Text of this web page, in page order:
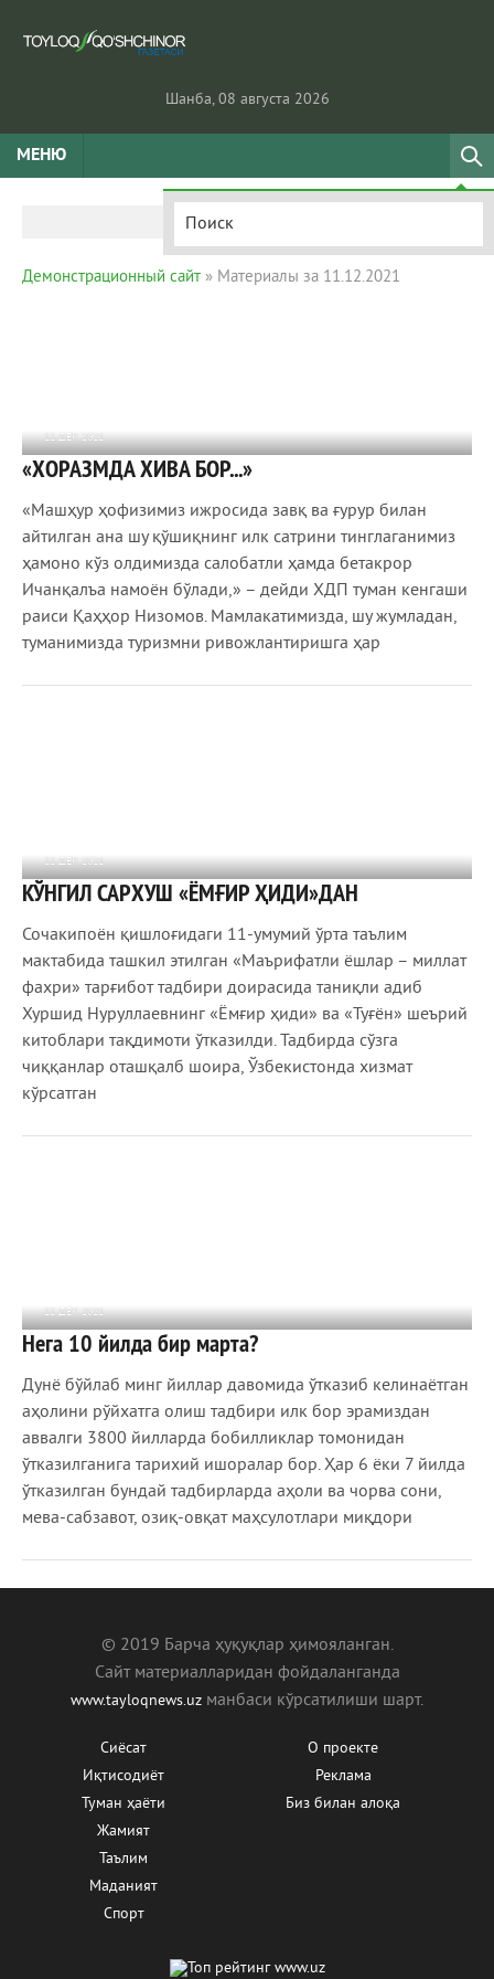
Шанба, 08 августа 2026
МЕНЮ
Демонстрационный сайт » Материалы за 11.12.2021
11 ДЕК 2021
842 0
«ХОРАЗМДА ХИВА БОР...»
«Машҳур ҳофизимиз ижросида завқ ва ғурур билан
айтилган ана шу қўшиқнинг илк сатрини тинглаганимиз
ҳамоно кўз олдимизда салобатли ҳамда бетакрор
Ичанқалъа намоён бўлади,» – дейди ХДП туман кенгаши
раиси Қаҳҳор Низомов. Мамлакатимизда, шу жумладан,
туманимизда туризмни ривожлантиришга ҳар
11 ДЕК 2021
919 0
КЎНГИЛ САРХУШ «ЁМҒИР ҲИДИ»ДАН
Сочакипоён қишлоғидаги 11­-умумий ўрта таълим
мактабида ташкил этилган «Маърифатли ёшлар – миллат
фахри» тарғибот тадбири доирасида таниқли адиб
Хуршид Нуруллаевнинг «Ёмғир ҳиди» ва «Туғён» шеърий
китоблари тақдимоти ўтказилди. Тадбирда сўзга
чиққанлар оташқалб шоира, Ўзбекистонда хизмат
кўрсатган
11 ДЕК 2021
649 0
Нега 10 йилда бир марта?
Дунё бўйлаб минг йиллар давомида ўтказиб келинаётган
аҳолини рўйхатга олиш тадбири илк бор эрамиздан
аввалги 3800 йилларда бобилликлар томонидан
ўтказилганига тарихий ишоралар бор. Ҳар 6 ёки 7 йилда
ўтказилган бундай тадбирларда аҳоли ва чорва сони,
мева-сабзавот, озиқ-овқат маҳсулотлари миқдори
© 2019 Барча ҳуқуқлар ҳимояланган.
Сайт материалларидан фойдаланганда
www.tayloqnews.uz манбаcи кўрсатилиши шарт.
Сиёсат
Иқтисодиёт
Туман ҳаёти
Жамият
Таълим
Маданият
Спорт
О проекте
Реклама
Биз билан алоқа